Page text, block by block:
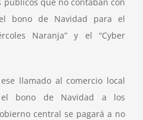
bono de Navidad para el
Naranja” y el “Cyber
llamado al comercio local
bono de Navidad a los
central se pagará a no